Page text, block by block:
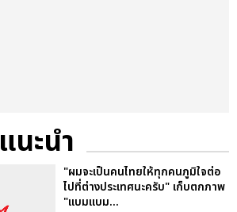
แนะนำ
"ผมจะเป็นคนไทยให้ทุกคนภูมิใจต่อ
ไปที่ต่างประเทศนะครับ" เก็บตกภาพ
"แบมแบม...